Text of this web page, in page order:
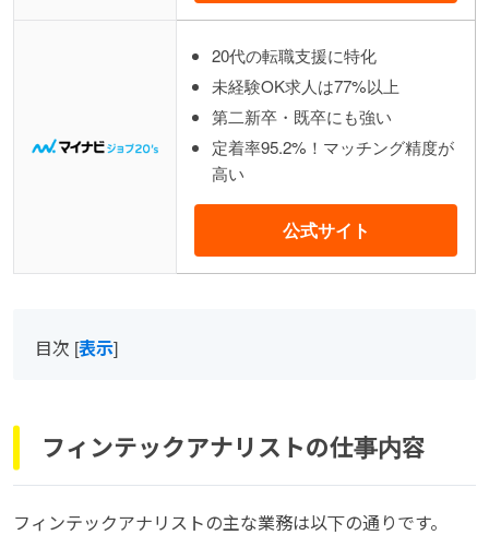
20代の転職支援に特化
未経験OK求人は77%以上
第二新卒・既卒にも強い
定着率95.2%！マッチング精度が
高い
公式サイト
目次 [表示]
フィンテックアナリストの仕事内容
フィンテックアナリストの主な業務は以下の通りです。